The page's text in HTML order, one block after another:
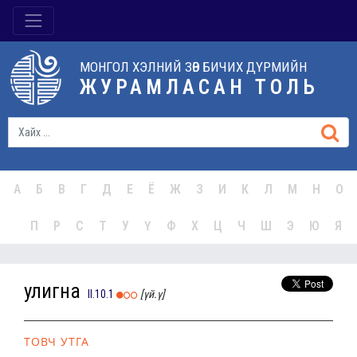
МОНГОЛ ХЭЛНИЙ ЗӨВ БИЧИХ ДҮРМИЙН
ЖУРАМЛАСАН ТОЛЬ
А Б В Г Д Е Ё Ж З И К Л М Н О
П Р С Т У Ү Ф Х Ц Ч Ш Э Ю Я
улигна II.10.1 [үй.ү]
ТОВЧ УТГА